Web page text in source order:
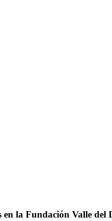
en la Fundación Valle del